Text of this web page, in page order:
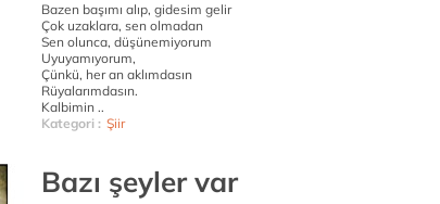
Bazen başımı alıp, gidesim gelir
Çok uzaklara, sen olmadan
Sen olunca, düşünemiyorum
Uyuyamıyorum,
Çünkü, her an aklımdasın
Rüyalarımdasın.
Kalbimin ..
Kategori : Şiir
Bazı şeyler var